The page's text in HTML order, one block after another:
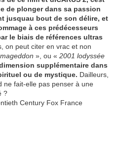
de plonger dans sa passion
jusquau bout de son délire, et
à ces prédécesseurs
le biais de références ultras
on peut citer en vrac et non
», ou « 2001 lodyssée
supplémentaire dans
ou de mystique. Dailleurs,
ne fait-elle pas penser à une
?